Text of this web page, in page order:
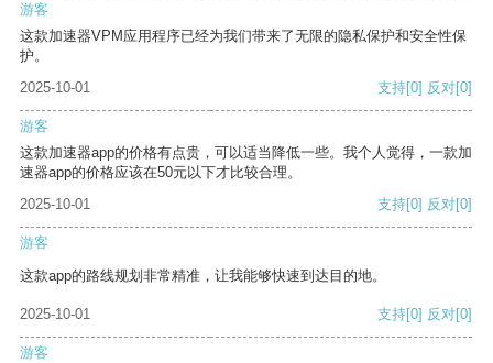
游客
这款加速器VPM应用程序已经为我们带来了无限的隐私保护和安全性保
护。
2025-10-01
支持[0] 反对[0]
游客
这款加速器app的价格有点贵，可以适当降低一些。我个人觉得，一款加
速器app的价格应该在50元以下才比较合理。
2025-10-01
支持[0] 反对[0]
游客
这款app的路线规划非常精准，让我能够快速到达目的地。
2025-10-01 支持[0] 反对[0]
游客